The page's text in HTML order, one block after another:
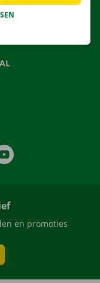
en promoties